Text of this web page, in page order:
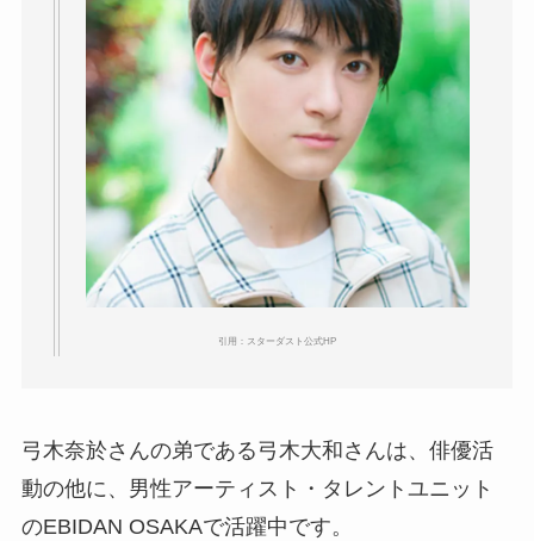
引用：スターダスト公式HP
弓木奈於さんの弟である弓木大和さんは、俳優活
動の他に、男性アーティスト・タレントユニット
のEBIDAN OSAKAで活躍中です。